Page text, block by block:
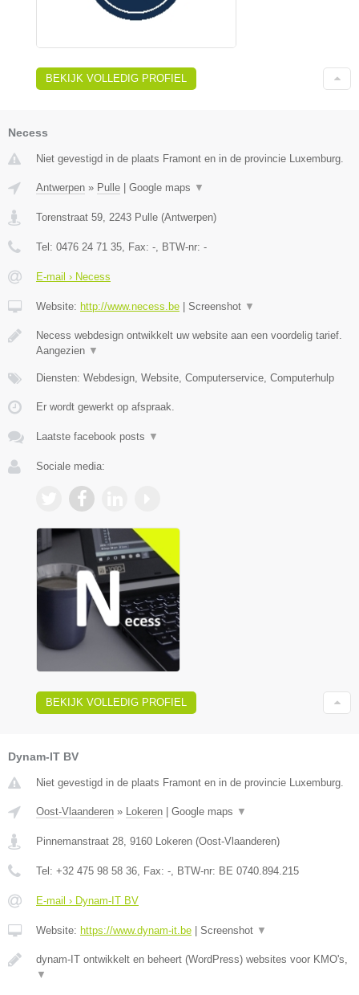
BEKIJK VOLLEDIG PROFIEL
Necess
Niet gevestigd in de plaats Framont en in de provincie Luxemburg.
Antwerpen » Pulle Google maps ▼
Torenstraat 59, 2243 Pulle (Antwerpen)
Tel: 0476 24 71 35, Fax: -, BTW-nr: -
E-mail › Necess
Website: http://www.necess.be Screenshot ▼
Necess webdesign ontwikkelt uw website aan een voordelig tarief.
Aangezien ▼
Diensten: Webdesign, Website, Computerservice, Computerhulp
Er wordt gewerkt op afspraak.
Laatste facebook posts ▼
Sociale media:
BEKIJK VOLLEDIG PROFIEL
Dynam-IT BV
Niet gevestigd in de plaats Framont en in de provincie Luxemburg.
Oost-Vlaanderen » Lokeren Google maps ▼
Pinnemanstraat 28, 9160 Lokeren (Oost-Vlaanderen)
Tel: +32 475 98 58 36, Fax: -, BTW-nr: BE 0740.894.215
E-mail › Dynam-IT BV
Website: https://www.dynam-it.be Screenshot ▼
dynam-IT ontwikkelt en beheert (WordPress) websites voor KMO's,
▼